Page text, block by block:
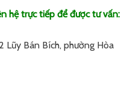
hệ trực tiếp để được tư vấn:
Lũy Bán Bích, phường Hòa